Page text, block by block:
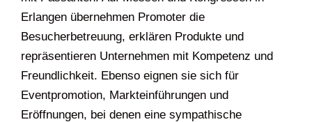
Erlangen übernehmen Promoter die
Besucherbetreuung, erklären Produkte und
repräsentieren Unternehmen mit Kompetenz und
Freundlichkeit. Ebenso eignen sie sich für
Eventpromotion, Markteinführungen und
Eröffnungen, bei denen eine sympathische